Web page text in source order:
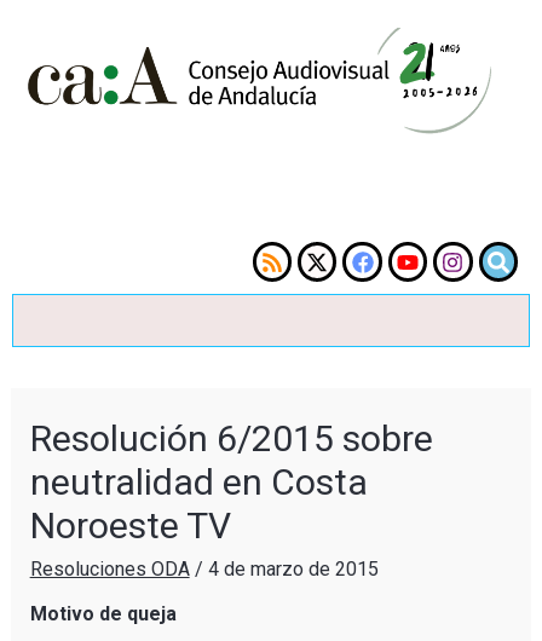
Resolución 6/2015 sobre
neutralidad en Costa
Noroeste TV
Resoluciones ODA/ 4 de marzo de 2015
Motivo de queja